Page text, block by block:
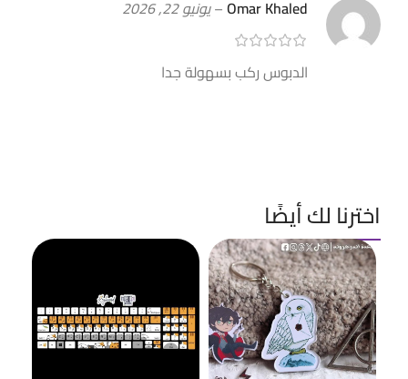
Omar Khaled
–يونيو 22, 2026
الدبوس ركب بسهولة جدا
اخترنا لك أيضًا